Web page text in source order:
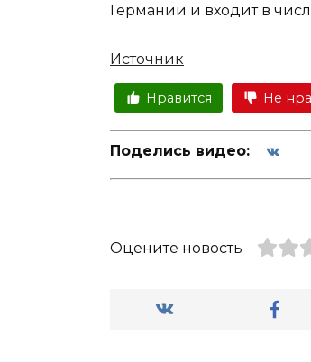
Германии и входит в
Источник
Нравится Не
Поделись видео:
Оцените новость